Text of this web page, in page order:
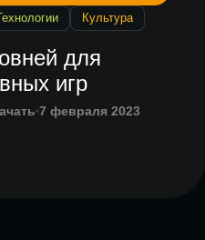
Культура
для
игр
7 февраля 2023